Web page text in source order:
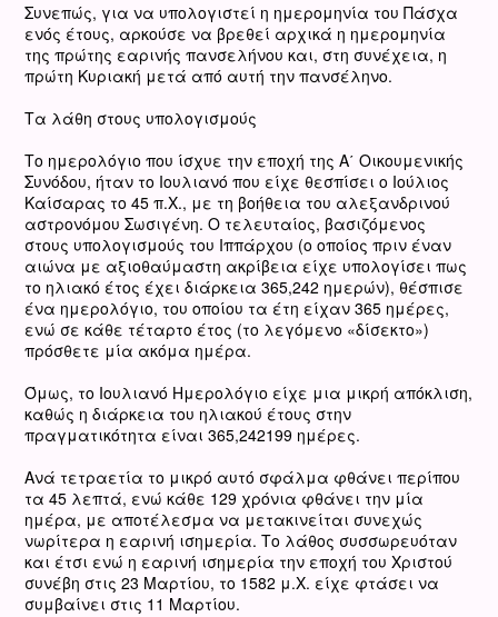
Συνεπώς, για να υπολογιστεί η ημερομηνία του Πάσχα
ενός έτους, αρκούσε να βρεθεί αρχικά η ημερομηνία
της πρώτης εαρινής πανσελήνου και, στη συνέχεια, η
πρώτη Κυριακή μετά από αυτή την πανσέληνο.
Τα λάθη στους υπολογισμούς
Το ημερολόγιο που ίσχυε την εποχή της Α΄ Οικουμενικής
Συνόδου, ήταν το Ιουλιανό που είχε θεσπίσει ο Ιούλιος
Καίσαρας το 45 π.Χ., με τη βοήθεια του αλεξανδρινού
αστρονόμου Σωσιγένη. Ο τελευταίος, βασιζόμενος
στους υπολογισμούς του Ιππάρχου (ο οποίος πριν έναν
αιώνα με αξιοθαύμαστη ακρίβεια είχε υπολογίσει πως
το ηλιακό έτος έχει διάρκεια 365,242 ημερών), θέσπισε
ένα ημερολόγιο, του οποίου τα έτη είχαν 365 ημέρες,
ενώ σε κάθε τέταρτο έτος (το λεγόμενο «δίσεκτο»)
πρόσθετε μία ακόμα ημέρα.
Όμως, το Ιουλιανό Ημερολόγιο είχε μια μικρή απόκλιση,
καθώς η διάρκεια του ηλιακού έτους στην
πραγματικότητα είναι 365,242199 ημέρες.
Ανά τετραετία το μικρό αυτό σφάλμα φθάνει περίπου
τα 45 λεπτά, ενώ κάθε 129 χρόνια φθάνει την μία
ημέρα, με αποτέλεσμα να μετακινείται συνεχώς
νωρίτερα η εαρινή ισημερία. Το λάθος συσσωρευόταν
και έτσι ενώ η εαρινή ισημερία την εποχή του Χριστού
συνέβη στις 23 Μαρτίου, το 1582 μ.Χ. είχε φτάσει να
συμβαίνει στις 11 Μαρτίου.